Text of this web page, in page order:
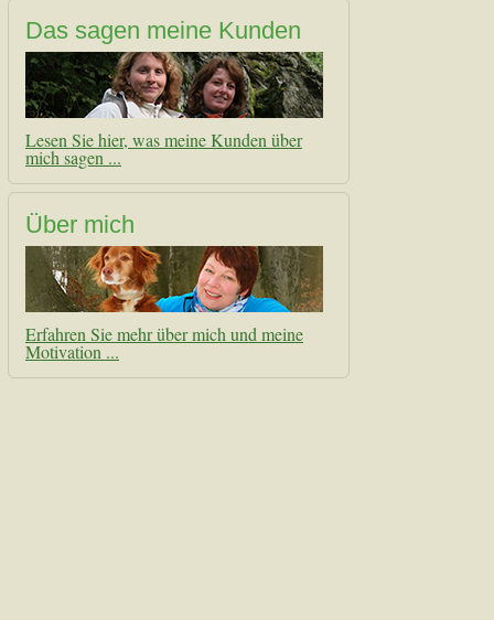
Das sagen meine Kunden
Lesen Sie hier, was meine Kunden über
mich sagen ...
Über mich
Erfahren Sie mehr über mich und meine
Motivation ...